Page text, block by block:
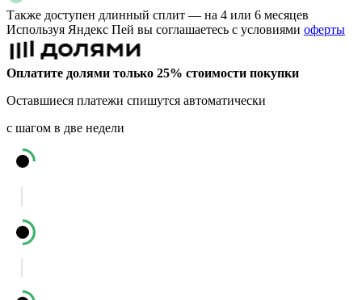
Также доступен длинный сплит — на 4 или 6 месяцев
Используя Яндекс Пей вы соглашаетесь с условиями оферты
Оплатите долями только 25% стоимости покупки
Оставшиеся платежи спишутся автоматически
с шагом в две недели